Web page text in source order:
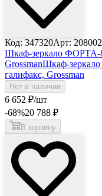
Код: 347320Арт: 208002
Шкаф-зеркало ФОРТА-
GrossmanШкаф-
галифакс, Grossman
Нет в наличии
6 652 ₽/шт
-68%20 788 ₽
В корзину